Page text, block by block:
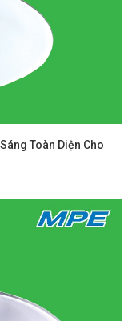
Toàn Diện Cho